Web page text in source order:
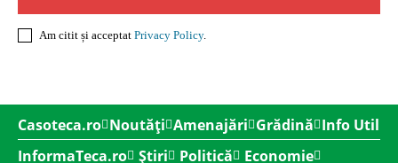
Am citit și acceptat Privacy Policy.
Casoteca.ro Noutăți Amenajări Grădină Info Util
InformaTeca.ro Știri Politică Economie